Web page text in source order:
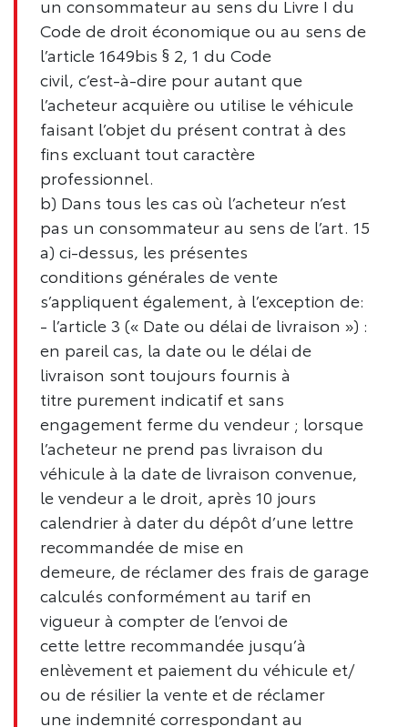
un consommateur au sens du Livre I du
Code de droit économique ou au sens de
l’article 1649bis § 2, 1 du Code
civil, c’est-à-dire pour autant que
l’acheteur acquière ou utilise le véhicule
faisant l’objet du présent contrat à des
fins excluant tout caractère
professionnel.
b) Dans tous les cas où l’acheteur n’est
pas un consommateur au sens de l’art. 15
a) ci-dessus, les présentes
conditions générales de vente
s’appliquent également, à l’exception de:
- l’article 3 (« Date ou délai de livraison ») :
en pareil cas, la date ou le délai de
livraison sont toujours fournis à
titre purement indicatif et sans
engagement ferme du vendeur ; lorsque
l’acheteur ne prend pas livraison du
véhicule à la date de livraison convenue,
le vendeur a le droit, après 10 jours
calendrier à dater du dépôt d’une lettre
recommandée de mise en
demeure, de réclamer des frais de garage
calculés conformément au tarif en
vigueur à compter de l’envoi de
cette lettre recommandée jusqu’à
enlèvement et paiement du véhicule et/
ou de résilier la vente et de réclamer
une indemnité correspondant au